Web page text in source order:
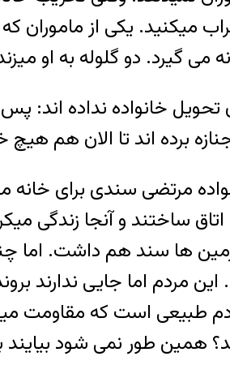
میکنید. یکی از
تحویل خانواده نداده
مرتضی سندی برای
یا سه اتاق ساختند و آنجا
زمین ها سند هم داشت.
مردم اما جایی ندارند
طبیعی است که مقاومت
همین طور نمی شود